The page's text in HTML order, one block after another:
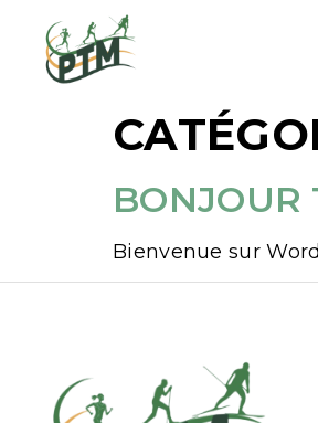
BONJOUR
Bienvenue sur